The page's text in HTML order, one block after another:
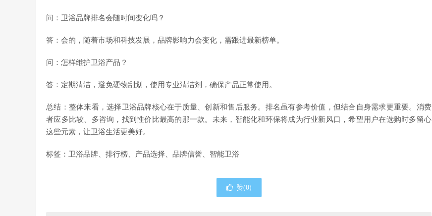
问：卫浴品牌排名会随时间变化吗？
答：会的，随着市场和科技发展，品牌影响力会变化，需跟进最新榜单。
问：怎样维护卫浴产品？
答：定期清洁，避免硬物刮划，使用专业清洁剂，确保产品正常使用。
总结：整体来看，选择卫浴品牌核心在于质量、创新和售后服务。排名虽有参考价值，但结合自身需求更重要。消费
者应多比较、多咨询，找到性价比最高的那一款。未来，智能化和环保将成为行业新风口，希望用户在选购时多留心
这些元素，让卫浴生活更美好。
标签：卫浴品牌、排行榜、产品选择、品牌信誉、智能卫浴
赞(0)